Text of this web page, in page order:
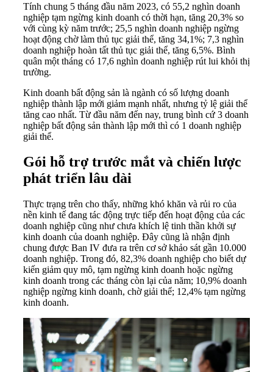
Tính chung 5 tháng đầu năm 2023, có 55,2 nghìn doanh
nghiệp tạm ngừng kinh doanh có thời hạn, tăng 20,3% so
với cùng kỳ năm trước; 25,5 nghìn doanh nghiệp ngừng
hoạt động chờ làm thủ tục giải thể, tăng 34,1%; 7,3 nghìn
doanh nghiệp hoàn tất thủ tục giải thể, tăng 6,5%. Bình
quân một tháng có 17,6 nghìn doanh nghiệp rút lui khỏi thị
trường.
Kinh doanh bất động sản là ngành có số lượng doanh
nghiệp thành lập mới giảm mạnh nhất, nhưng tỷ lệ giải thể
tăng cao nhất. Từ đầu năm đến nay, trung bình cứ 3 doanh
nghiệp bất động sản thành lập mới thì có 1 doanh nghiệp
giải thể.
Gói hỗ trợ trước mắt và chiến lược
phát triển lâu dài
Thực trạng trên cho thấy, những khó khăn và rủi ro của
nền kinh tế đang tác động trực tiếp đến hoạt động của các
doanh nghiệp cũng như chưa khích lệ tinh thần khởi sự
kinh doanh của doanh nghiệp. Đây cũng là nhận định
chung được Ban IV đưa ra trên cơ sở khảo sát gần 10.000
doanh nghiệp. Trong đó, 82,3% doanh nghiệp cho biết dự
kiến giảm quy mô, tạm ngừng kinh doanh hoặc ngừng
kinh doanh trong các tháng còn lại của năm; 10,9% doanh
nghiệp ngừng kinh doanh, chờ giải thể; 12,4% tạm ngừng
kinh doanh.